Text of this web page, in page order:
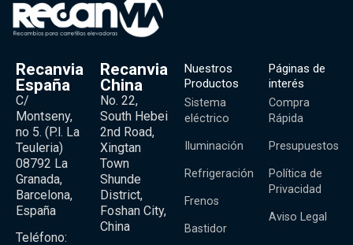
Recanvia
España
C/
Montseny,
no 5. (P.l. La
Teuleria)
08792 La
Granada,
Barcelona,
España
Teléfono:
Recanvia
China
No. 22,
South Hebei
2nd Road,
Xingtan
Town
Shunde
District,
Foshan City,
China
Nuestros
Productos
Sistema
eléctrico
Iluminación
Refrigeración
Frenos
Bastidor
Páginas de
interés
Compra
Rápida
Presupuestos
Política de
Privacidad
Aviso Legal